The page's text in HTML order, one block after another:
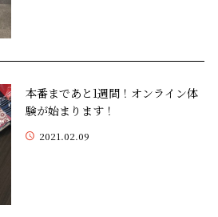
本番まであと1週間！オンライン体
験が始まります！
2021.02.09